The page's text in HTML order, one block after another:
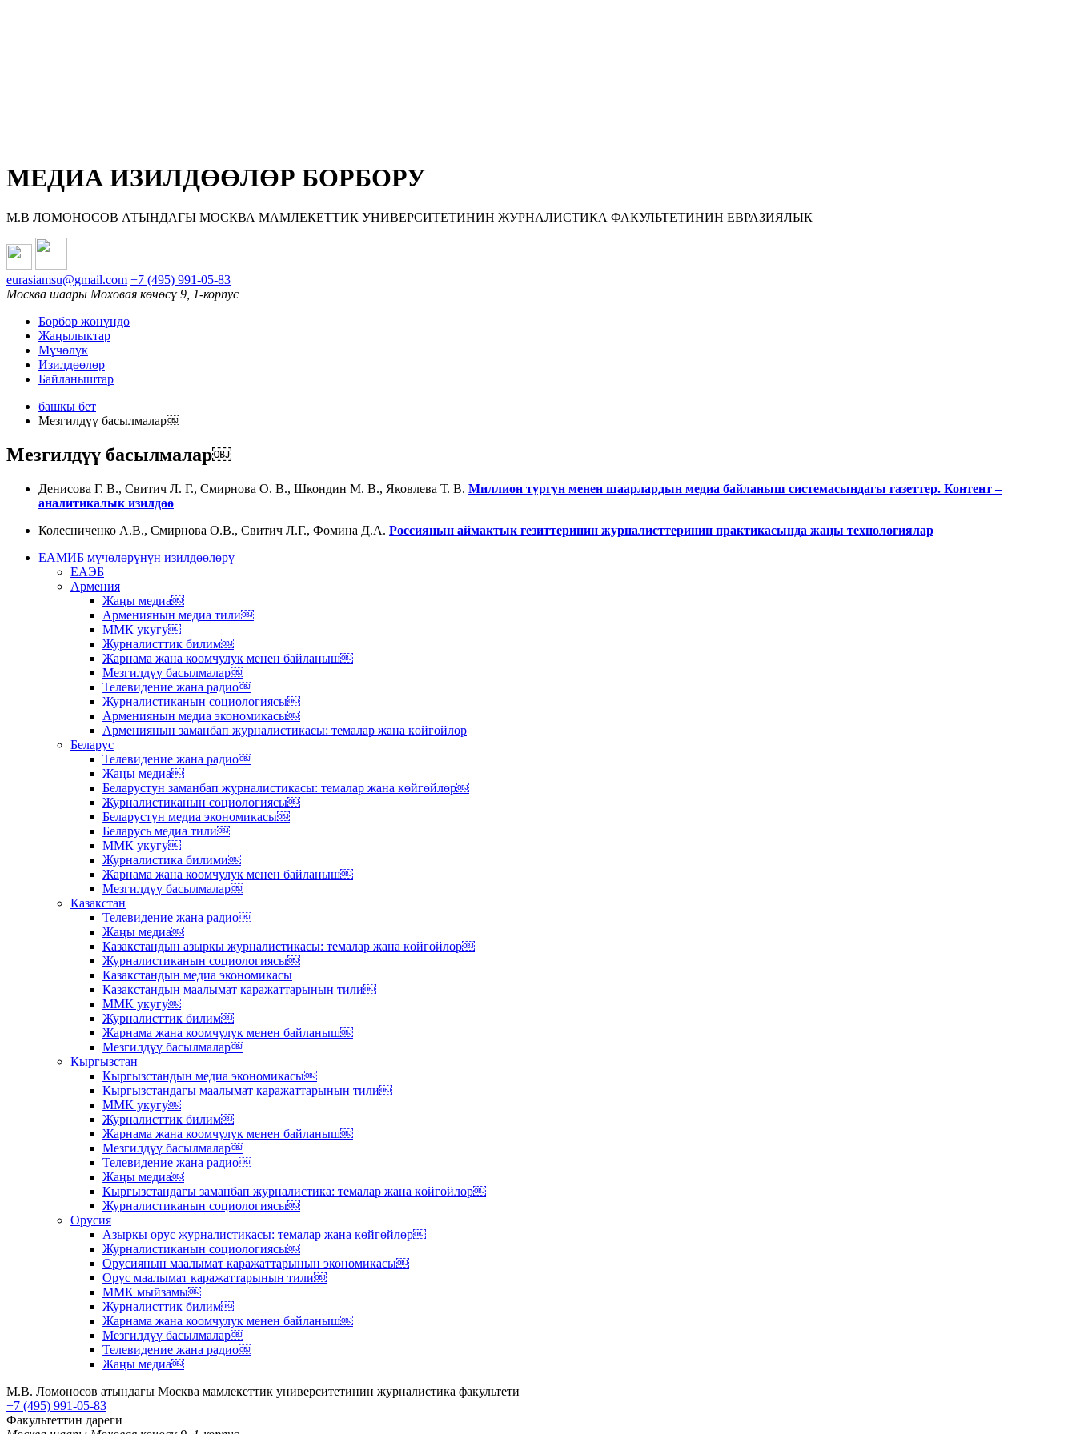
МЕДИА ИЗИЛДӨӨЛӨР БОРБОРУ
М.В ЛОМОНОСОВ АТЫНДАГЫ МОСКВА МАМЛЕКЕТТИК УНИВЕРСИТЕТИНИН ЖУРНАЛИСТИКА ФАКУЛЬТЕТИНИН ЕВРАЗИЯЛЫК
eurasiamsu@gmail.com +7 (495) 991-05-83
Москва шаары Моховая көчөсү 9, 1-корпус
Борбор жөнүндө
Жаңылыктар
Мүчөлүк
Изилдөөлөр
Байланыштар
башкы бет
Мезгилдүү басылмалар￼
Мезгилдүү басылмалар￼
Денисова Г. В., Свитич Л. Г., Смирнова О. В., Шкондин М. В., Яковлева Т. В. Миллион тургун менен шаарлардын медиа байланыш системасындагы газеттер. Контент –
аналитикалык изилдөө
Колесниченко А.В., Смирнова О.В., Свитич Л.Г., Фомина Д.А. Россиянын аймактык гезиттеринин журналисттеринин практикасында жаңы технологиялар
ЕАМИБ мүчөлөрүнүн изилдөөлөрү
ЕАЭБ
Армения
Жаңы медиа￼
Армениянын медиа тили￼
ММК укугу￼
Журналисттик билим￼
Жарнама жана коомчулук менен байланыш￼
Мезгилдүү басылмалар￼
Телевидение жана радио￼
Журналистиканын социологиясы￼
Армениянын медиа экономикасы￼
Армениянын заманбап журналистикасы: темалар жана көйгөйлөр
Беларус
Телевидение жана радио￼
Жаңы медиа￼
Беларустун заманбап журналистикасы: темалар жана көйгөйлөр￼
Журналистиканын социологиясы￼
Беларустун медиа экономикасы￼
Беларусь медиа тили￼
ММК укугу￼
Журналистика билими￼
Жарнама жана коомчулук менен байланыш￼
Мезгилдүү басылмалар￼
Казакстан
Телевидение жана радио￼
Жаңы медиа￼
Казакстандын азыркы журналистикасы: темалар жана көйгөйлөр￼
Журналистиканын социологиясы￼
Казакстандын медиа экономикасы
Казакстандын маалымат каражаттарынын тили￼
ММК укугу￼
Журналисттик билим￼
Жарнама жана коомчулук менен байланыш￼
Мезгилдүү басылмалар￼
Кыргызстан
Кыргызстандын медиа экономикасы￼
Кыргызстандагы маалымат каражаттарынын тили￼
ММК укугу￼
Журналисттик билим￼
Жарнама жана коомчулук менен байланыш￼
Мезгилдүү басылмалар￼
Телевидение жана радио￼
Жаңы медиа￼
Кыргызстандагы заманбап журналистика: темалар жана көйгөйлөр￼
Журналистиканын социологиясы￼
Орусия
Азыркы орус журналистикасы: темалар жана көйгөйлөр￼
Журналистиканын социологиясы￼
Орусиянын маалымат каражаттарынын экономикасы￼
Орус маалымат каражаттарынын тили￼
ММК мыйзамы￼
Журналисттик билим￼
Жарнама жана коомчулук менен байланыш￼
Мезгилдүү басылмалар￼
Телевидение жана радио￼
Жаңы медиа￼
М.В. Ломоносов атындагы Москва мамлекеттик университетинин журналистика факультети
+7 (495) 991-05-83
Факультеттин дареги